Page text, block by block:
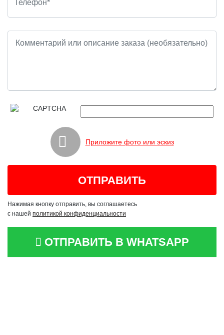
Приложите фото или эскиз
Нажимая кнопку отправить, вы соглашаетесь
с нашей политикой конфиденциальности
ОТПРАВИТЬ В WHATSAPP